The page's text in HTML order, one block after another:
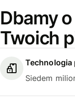
Dbamy
Twoich
Technologia
Siedem